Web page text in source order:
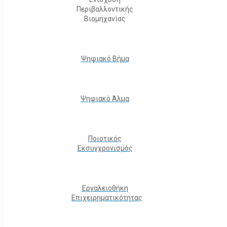
Περιβαλλοντικής
Βιομηχανίας
Ψηφιακό Βήμα
Ψηφιακό Άλμα
Ποιοτικός
Εκσυγχρονισμός
Εργαλειοθήκη
Eπιχειρηματικότητας